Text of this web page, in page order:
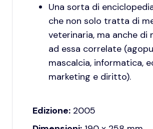
Una sorta di
che non solo tratta di
veterinaria, ma anche di
ad essa correlate
mascalcia, informatica,
marketing e diritto).
Edizione: 2005